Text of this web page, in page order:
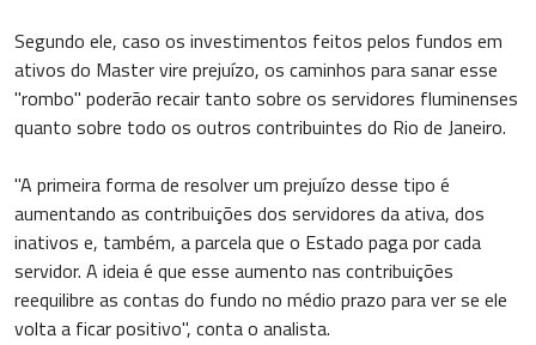
Segundo ele, caso os investimentos feitos pelos fundos em
ativos do Master vire prejuízo, os caminhos para sanar esse
"rombo" poderão recair tanto sobre os servidores fluminenses
quanto sobre todo os outros contribuintes do Rio de Janeiro.
"A primeira forma de resolver um prejuízo desse tipo é
aumentando as contribuições dos servidores da ativa, dos
inativos e, também, a parcela que o Estado paga por cada
servidor. A ideia é que esse aumento nas contribuições
reequilibre as contas do fundo no médio prazo para ver se ele
volta a ficar positivo", conta o analista.